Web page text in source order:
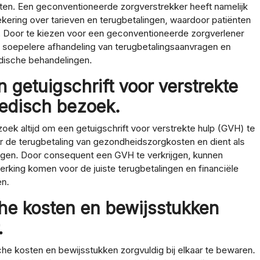
Een geconventioneerde zorgverstrekker heeft namelijk
over tarieven en terugbetalingen, waardoor patiënten
te kiezen voor een geconventioneerde zorgverlener
afhandeling van terugbetalingsaanvragen en
behandelingen.
getuigschrift voor verstrekte
bezoek.
altijd om een getuigschrift voor verstrekte hulp (GVH) te
terugbetaling van gezondheidszorgkosten en dient als
Door consequent een GVH te verkrijgen, kunnen
komen voor de juiste terugbetalingen en financiële
kosten en bewijsstukken
kosten en bewijsstukken zorgvuldig bij elkaar te bewaren.